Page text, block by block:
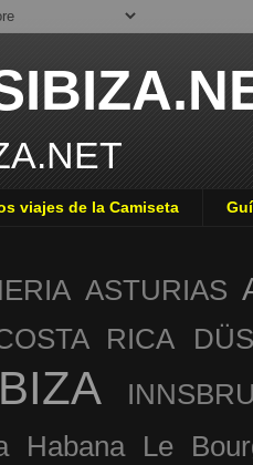
viajes de la Camiseta
ASTURIAS
RICA
Habana Le